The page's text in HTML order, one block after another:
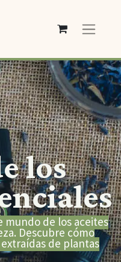
los
mundo de los aceites
Descubre cómo
de plantas